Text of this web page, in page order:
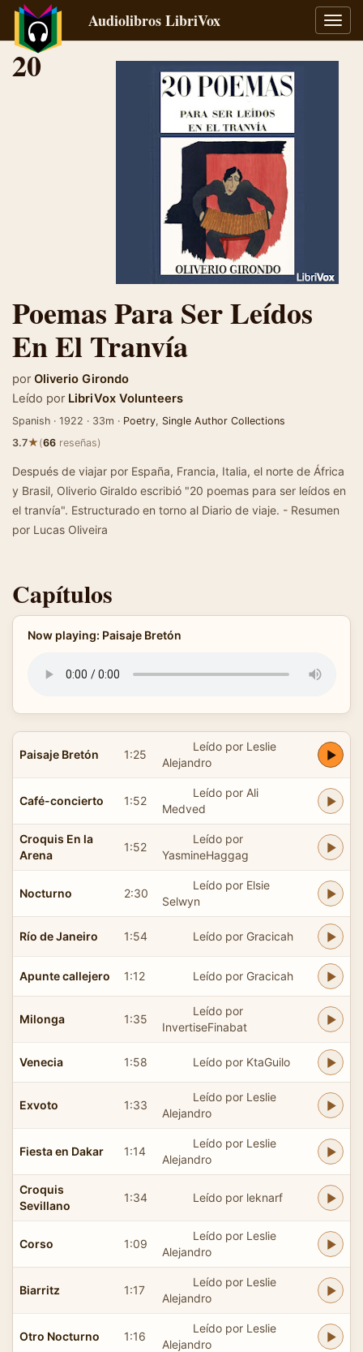
Audiolibros LibriVox
20
Poemas Para Ser Leídos
En El Tranvía
por Oliverio Girondo
Leído por LibriVox Volunteers
Spanish · 1922 · 33m · Poetry, Single Author Collections
3.7★(66 reseñas)
Después de viajar por España, Francia, Italia, el norte de África
y Brasil, Oliverio Giraldo escribió "20 poemas para ser leídos en
el tranvía". Estructurado en torno al Diario de viaje. - Resumen
por Lucas Oliveira
Capítulos
Now playing: Paisaje Bretón
Paisaje Bretón 1:25
Leído por Leslie
Alejandro
Café-concierto 1:52
Leído por Ali
Medved
Croquis En la
Arena
1:52
Leído por
YasmineHaggag
Nocturno 2:30
Leído por Elsie
Selwyn
Río de Janeiro 1:54 Leído por Gracicah
Apunte callejero 1:12 Leído por Gracicah
Milonga 1:35
Leído por
InvertiseFinabat
Venecia 1:58 Leído por KtaGuilo
Exvoto 1:33
Leído por Leslie
Alejandro
Fiesta en Dakar 1:14
Leído por Leslie
Alejandro
Croquis
Sevillano
1:34 Leído por leknarf
Corso 1:09
Leído por Leslie
Alejandro
Biarritz 1:17
Leído por Leslie
Alejandro
Otro Nocturno 1:16
Leído por Leslie
Alejandro